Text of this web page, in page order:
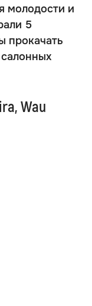
молодости и
5
прокачать
Wau